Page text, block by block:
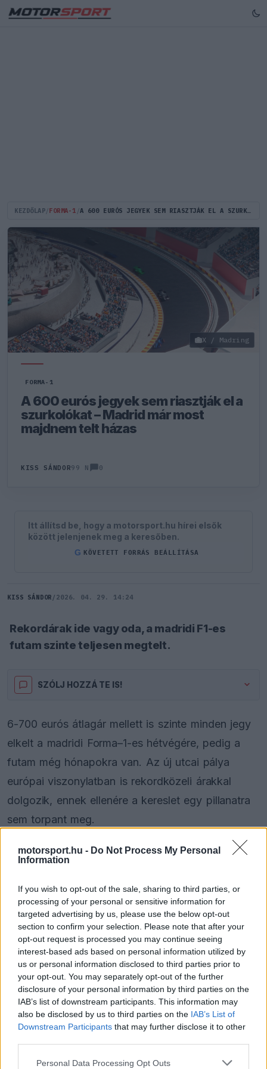
motorsport.hu - Do Not Process My Personal
Information
If you wish to opt-out of the sale, sharing to third parties, or
processing of your personal or sensitive information for
targeted advertising by us, please use the below opt-out
section to confirm your selection. Please note that after your
opt-out request is processed you may continue seeing
interest-based ads based on personal information utilized by
us or personal information disclosed to third parties prior to
your opt-out. You may separately opt-out of the further
disclosure of your personal information by third parties on the
IAB’s list of downstream participants. This information may
also be disclosed by us to third parties on the IAB’s List of
Downstream Participants that may further disclose it to other
Please note that this website/app uses one or more Google
Personal Data Processing Opt Outs
KEZDŐLAP FORMA-1 A 600 EURÓS JEGYEK SEM RIASZTJÁK EL A SZURKOLÓKAT – MADRID MÁR MOST MAJDNEM TELT HÁZAS
X / Madring
FORMA-1
A 600 eurós jegyek sem riasztják el a
szurkolókat – Madrid már most
majdnem telt házas
KISS SÁNDOR99 N 0
Itt állítsd be, hogy a motorsport.hu hírei elsők
között jelenjenek meg a keresőben.
G KÖVETETT FORRÁS BEÁLLÍTÁSA
KISS SÁNDOR / 2026. 04. 29. 14:24
Rekordárak ide vagy oda, a madridi F1-es
futam szinte teljesen megtelt.
SZÓLJ HOZZÁ TE IS!
6-700 eurós átlagár mellett is szinte minden jegy
elkelt a madridi Forma–1-es hétvégére, pedig a
futam még hónapokra van. Az új utcai pálya
európai viszonylatban is rekordközeli árakkal
dolgozik, ennek ellenére a kereslet egy pillanatra
sem torpant meg.
A Diario Sport értesülése szerint a fővárosban, az
ezer belépőt értékesített, miközben az átlagár
megközelíti a 600 eurót. Ez jóval meghaladja a
kontinensen megszokott szintet, mégis a jegyek
97 százaléka már gazdára talált.
This
is
modal
The media could not be loaded, either because
the server or network failed or because the format
is not supported.